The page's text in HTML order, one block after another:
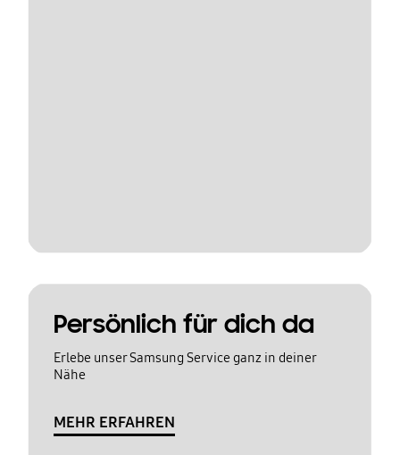
Persönlich für dich da
Erlebe unser Samsung Service ganz in deiner
Nähe
MEHR ERFAHREN